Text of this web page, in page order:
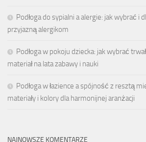
Podłoga do sypialni a alergie: jak wybrać i
przyjazną alergikom
Podłoga w pokoju dziecka: jak wybrać
materiał na lata zabawy i nauki
Podłoga w łazience a spójność z resztą
materiały i kolory dla harmonijnej aranżacji
NAJNOWSZE KOMENTARZE